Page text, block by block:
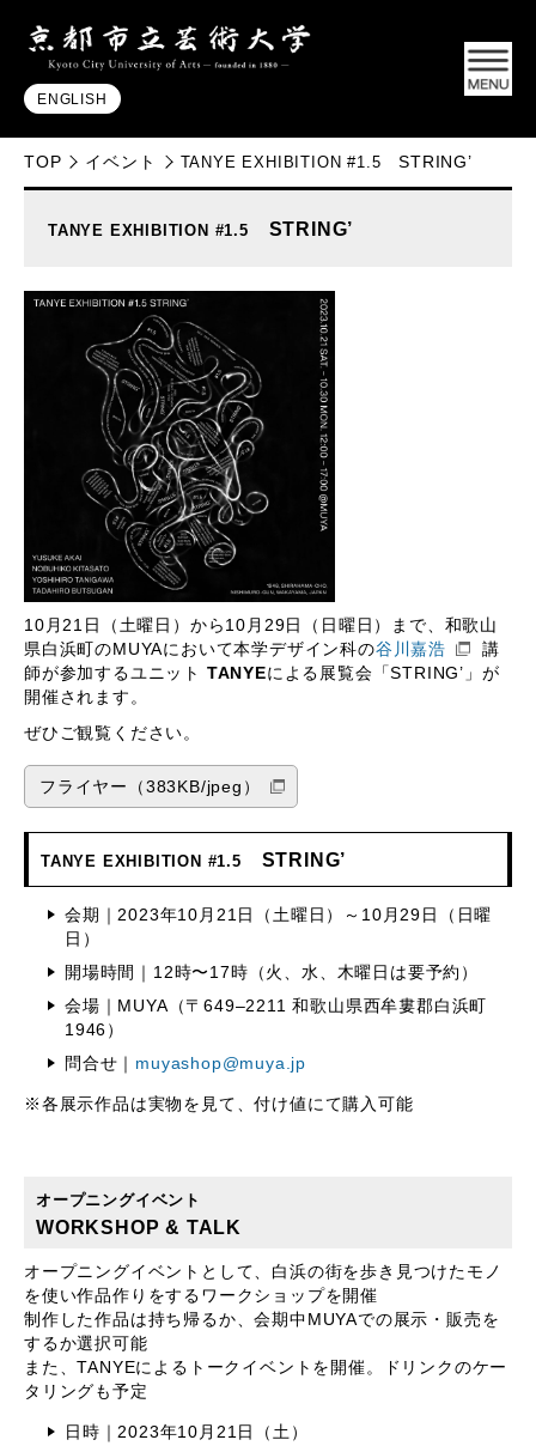
ENGLISH
TOP イベント TANYE EXHIBITION #1.5 STRING’
TANYE EXHIBITION #1.5 STRING’
10月21日（土曜日）から10月29日（日曜日）まで、和歌山
県白浜町のMUYAにおいて本学デザイン科の谷川嘉浩
講
師が参加するユニット TANYEによる展覧会「STRING’」が
開催されます。
ぜひご観覧ください。
フライヤー（383KB/jpeg）
TANYE EXHIBITION #1.5 STRING’
会期｜2023年10月21日（土曜日）～10月29日（日曜
日）
開場時間｜12時〜17時（火、水、木曜日は要予約）
会場｜MUYA（〒649–2211 和歌山県西牟婁郡白浜町
1946）
問合せ｜ muyashop@muya.jp
※各展示作品は実物を見て、付け値にて購入可能
オープニングイベント
WORKSHOP & TALK
オープニングイベントとして、白浜の街を歩き見つけたモノ
を使い作品作りをするワークショップを開催
制作した作品は持ち帰るか、会期中MUYAでの展示・販売を
するか選択可能
また、TANYEによるトークイベントを開催。ドリンクのケー
タリングも予定
日時｜2023年10月21日（土）